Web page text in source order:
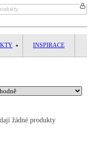
INSPIRACE
žádné produkty